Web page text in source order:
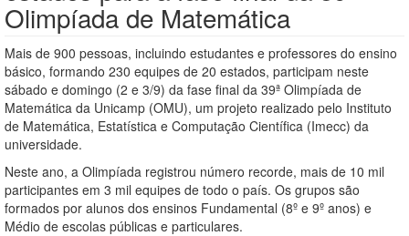
Olimpíada de Matemática
Mais de 900 pessoas, incluindo estudantes e professores do ensino
básico, formando 230 equipes de 20 estados, participam neste
sábado e domingo (2 e 3/9) da fase final da 39ª Olimpíada de
Matemática da Unicamp (OMU), um projeto realizado pelo Instituto
de Matemática, Estatística e Computação Científica (Imecc) da
universidade.
Neste ano, a Olimpíada registrou número recorde, mais de 10 mil
participantes em 3 mil equipes de todo o país. Os grupos são
formados por alunos dos ensinos Fundamental (8º e 9º anos) e
Médio de escolas públicas e particulares.